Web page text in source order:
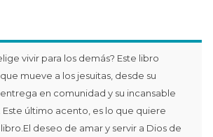
vivir para los demás? Este libro
mueve a los jesuitas, desde su
en comunidad y su incansable
Este último acento, es lo que quiere
deseo de amar y servir a Dios de